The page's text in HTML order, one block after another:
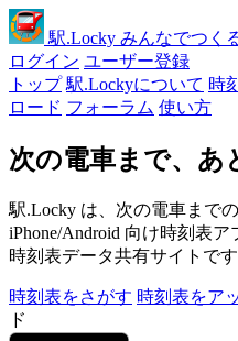
駅.Locky みんなでつく
ログイン ユーザー登録
トップ 駅.Lockyについて 時
ロード フォーラム 使い方
次の電車まで、あ
駅.Locky は、次の電車まで
iPhone/Android 向け時刻表
時刻表データ共有サイトです
時刻表をさがす 時刻表をア
ド